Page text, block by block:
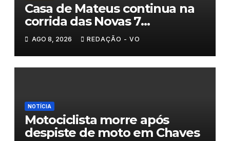
Casa de Mateus continua na
corrida das Novas 7
Maravilhas de Portugal
AGO 8, 2026 REDAÇÃO - VO
NOTÍCIA
Motociclista morre após
despiste de moto em Chaves